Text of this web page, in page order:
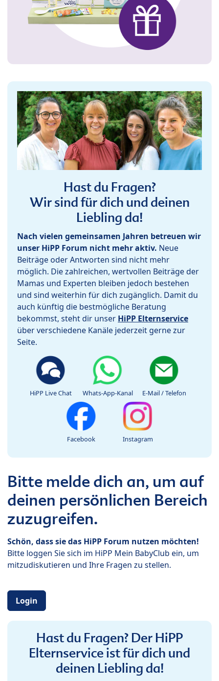
Hast du Fragen?
Wir sind für dich und deinen
Liebling da!
Nach vielen gemeinsamen Jahren betreuen wir
unser HiPP Forum nicht mehr aktiv. Neue
Beiträge oder Antworten sind nicht mehr
möglich. Die zahlreichen, wertvollen Beiträge der
Mamas und Experten bleiben jedoch bestehen
und sind weiterhin für dich zugänglich. Damit du
auch künftig die bestmögliche Beratung
bekommst, steht dir unser HiPP Elternservice
über verschiedene Kanäle jederzeit gerne zur
Seite.
HiPP Live Chat Whats-App-Kanal E-Mail / Telefon
Facebook Instagram
Bitte melde dich an, um auf
deinen persönlichen Bereich
zuzugreifen.
Schön, dass sie das HiPP Forum nutzen möchten!
Bitte loggen Sie sich im HiPP Mein BabyClub ein, um
mitzudiskutieren und Ihre Fragen zu stellen.
Login
Hast du Fragen? Der HiPP
Elternservice ist für dich und
deinen Liebling da!